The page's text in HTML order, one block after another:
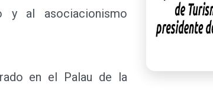
y al asociacionismo
en el Palau de la